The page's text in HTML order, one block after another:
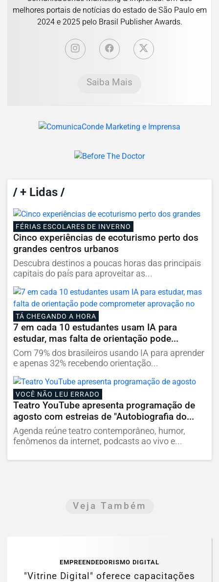
melhores portais de notícias do estado de São Paulo em
2024 e 2025 pelo Brasil Publisher Awards.
Saiba Mais
/+ Lidas /
FÉRIAS ESCOLARES DE INVERNO
Cinco experiências de ecoturismo perto dos
grandes centros urbanos
Descubra destinos a poucas horas das principais
capitais do país para aproveitar as...
TÁ CHEGANDO A HORA
7 em cada 10 estudantes usam IA para
estudar, mas falta de orientação pode...
Com 79% dos brasileiros usando IA para aprender
e apenas 32% recebendo orientação...
VOCÊ NÃO LEU ERRADO
Teatro YouTube apresenta programação de
agosto com estreias de "Autobiografia do...
Agenda reúne teatro contemporâneo, humor,
fenômenos da internet, podcasts ao vivo e...
Veja Também
EMPREENDEDORISMO DIGITAL
"Vitrine Digital" oferece capacitações